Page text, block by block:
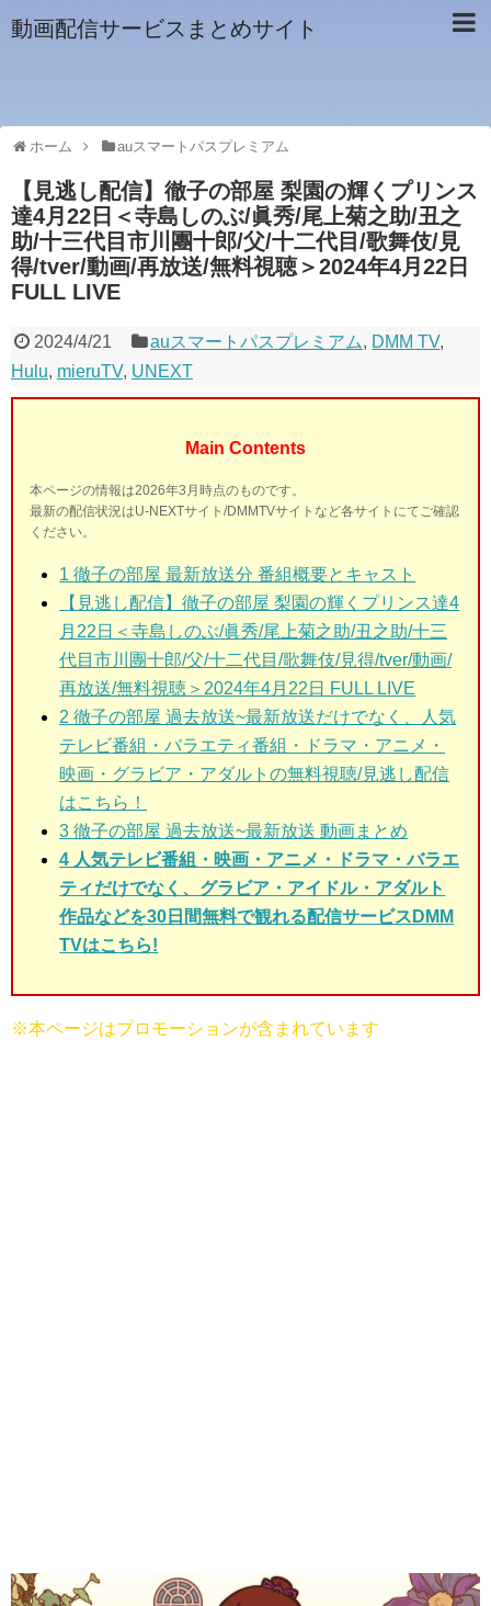
動画配信サービスまとめサイト
ホーム auスマートパスプレミアム
【見逃し配信】徹子の部屋 梨園の輝くプリンス
達4月22日＜寺島しのぶ/眞秀/尾上菊之助/丑之
助/十三代目市川團十郎/父/十二代目/歌舞伎/見
得/tver/動画/再放送/無料視聴＞2024年4月22日
FULL LIVE
2024/4/21 auスマートパスプレミアム, DMM TV,
Hulu, mieruTV, UNEXT
Main Contents
本ページの情報は2026年3月時点のものです。
最新の配信状況はU-NEXTサイト/DMMTVサイトなど各サイトにてご確認
ください。
1 徹子の部屋 最新放送分 番組概要とキャスト
【見逃し配信】徹子の部屋 梨園の輝くプリンス達4
月22日＜寺島しのぶ/眞秀/尾上菊之助/丑之助/十三
代目市川團十郎/父/十二代目/歌舞伎/見得/tver/動画/
再放送/無料視聴＞2024年4月22日 FULL LIVE
2 徹子の部屋 過去放送~最新放送だけでなく、人気
テレビ番組・バラエティ番組・ドラマ・アニメ・
映画・グラビア・アダルトの無料視聴/見逃し配信
はこちら！
3 徹子の部屋 過去放送~最新放送 動画まとめ
4 人気テレビ番組・映画・アニメ・ドラマ・バラエ
ティだけでなく、グラビア・アイドル・アダルト
作品などを30日間無料で観れる配信サービスDMM
TVはこちら!
※本ページはプロモーションが含まれています